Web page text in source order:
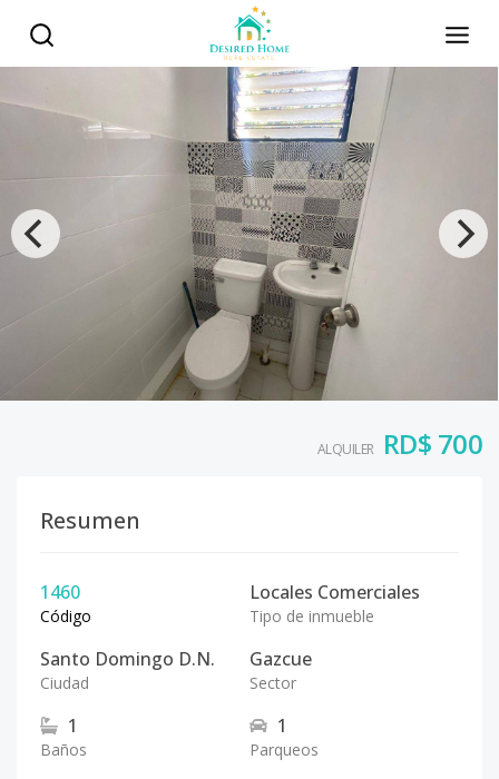
ALQUILER RD$ 700
Resumen
1460
Código
Locales Comerciales
Tipo de inmueble
Santo Domingo D.N.
Ciudad
Gazcue
Sector
1
Baños
1
Parqueos